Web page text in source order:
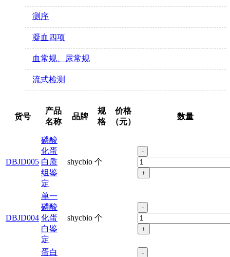
测序
凝血四项
血常规、尿常规
流式检测
货号
产品
名称
品牌
规
格
价格
（元）
数量
DBJD005
磷酸
化蛋
白质
组鉴
定
shycbio 个
-
+
DBJD004
单一
磷酸
化蛋
白鉴
定
shycbio 个
-
+
蛋白
-